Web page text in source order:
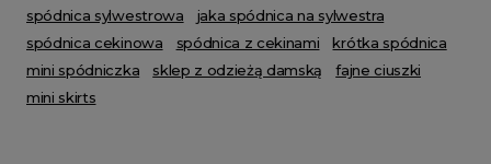
spódnica sylwestrowa
jaka spódnica na sylwestra
spódnica cekinowa
spódnica z cekinami
krótka spódnica
mini spódniczka
sklep z odzieżą damską
fajne ciuszki
mini skirts